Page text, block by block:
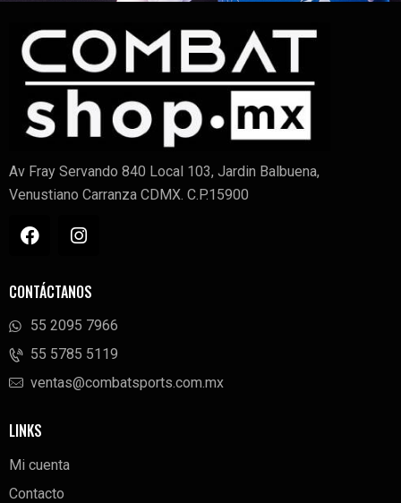
Av Fray Servando 840 Local 103, Jardin Balbuena,
Venustiano Carranza CDMX. C.P.15900
CONTÁCTANOS
55 2095 7966
‭55 5785 5119‬
ventas@combatsports.com.mx
LINKS
Mi cuenta
Contacto